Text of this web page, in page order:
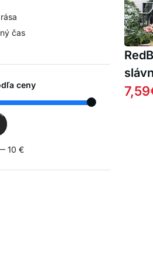
7,59
čas
ceny
cena
10 €